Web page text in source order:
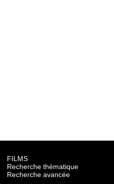
FILMS
Recherche thématique
Recherche avancée